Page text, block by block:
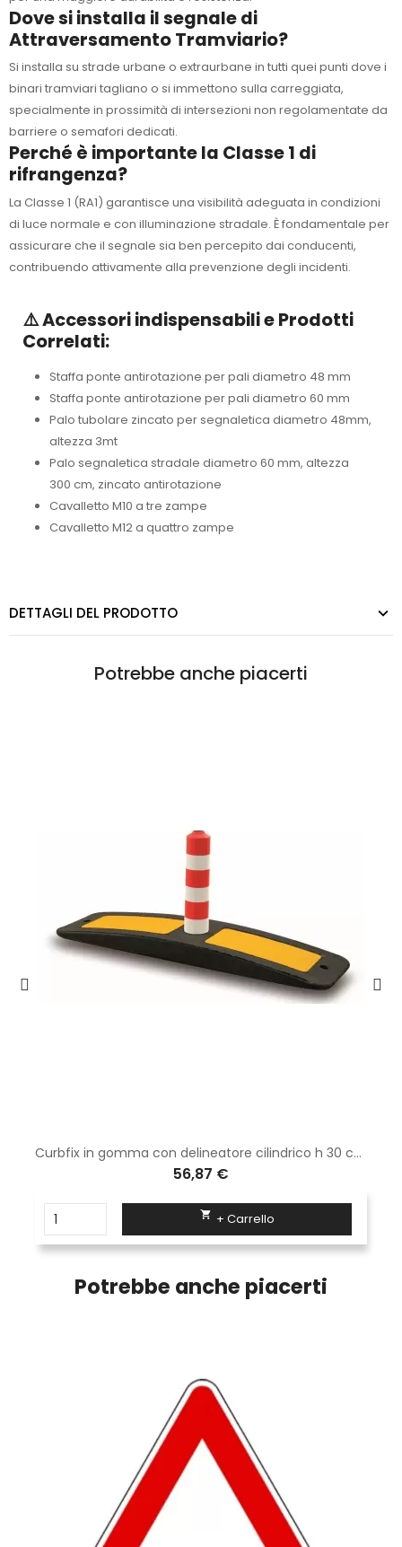
Dove si installa il segnale di
Attraversamento Tramviario?
Si installa su strade urbane o extraurbane in tutti quei punti dove i
binari tramviari tagliano o si immettono sulla carreggiata,
specialmente in prossimità di intersezioni non regolamentate da
barriere o semafori dedicati.
Perché è importante la Classe 1 di
rifrangenza?
La Classe 1 (RA1) garantisce una visibilità adeguata in condizioni
di luce normale e con illuminazione stradale. È fondamentale per
assicurare che il segnale sia ben percepito dai conducenti,
contribuendo attivamente alla prevenzione degli incidenti.
⚠️ Accessori indispensabili e Prodotti
Correlati:
Staffa ponte antirotazione per pali diametro 48 mm
Staffa ponte antirotazione per pali diametro 60 mm
Palo tubolare zincato per segnaletica diametro 48mm,
altezza 3mt
Palo segnaletica stradale diametro 60 mm, altezza
300 cm, zincato antirotazione
Cavalletto M10 a tre zampe
Cavalletto M12 a quattro zampe
DETTAGLI DEL PRODOTTO
Potrebbe anche piacerti
Curbfix in gomma con delineatore cilindrico h 30 cm 3 fasce rifrangenti-Esclusi Tasselli
56,87 €
 + Carrello
Potrebbe anche piacerti